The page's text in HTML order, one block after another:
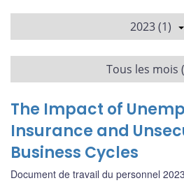
2023 (1)
Tous les mois
The Impact of
Insurance and
Business Cycles
Document de travail du personnel